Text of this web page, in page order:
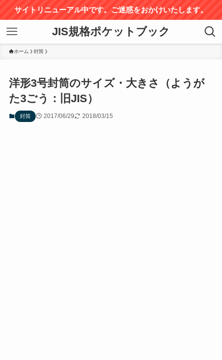
サイトリニューアル中です。ご迷惑をおかけいたします。
JIS規格ポケットブック
ホーム 封筒
洋形3号封筒のサイズ・大きさ（ようが
た3ごう：旧JIS）
封筒 2017/06/29 2018/03/15